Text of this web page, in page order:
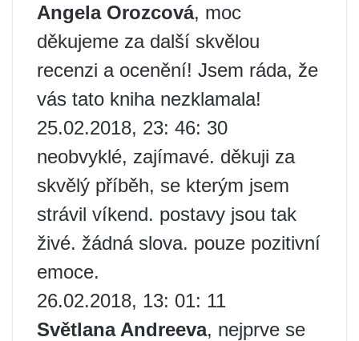
Angela Orozcová, moc
děkujeme za další skvělou
recenzi a ocenění! Jsem ráda, že
vás tato kniha nezklamala!
25.02.2018, 23: 46: 30
neobvyklé, zajímavé. děkuji za
skvělý příběh, se kterým jsem
strávil víkend. postavy jsou tak
živé. žádná slova. pouze pozitivní
emoce.
26.02.2018, 13: 01: 11
Světlana Andreeva, nejprve se